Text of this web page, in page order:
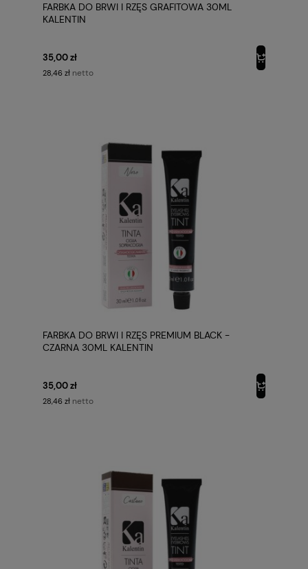
FARBKA DO BRWI I RZĘS GRAFITOWA 30ML
KALENTIN
35,00 zł
28,46 zł netto
FARBKA DO BRWI I RZĘS PREMIUM BLACK -
CZARNA 30ML KALENTIN
35,00 zł
28,46 zł netto